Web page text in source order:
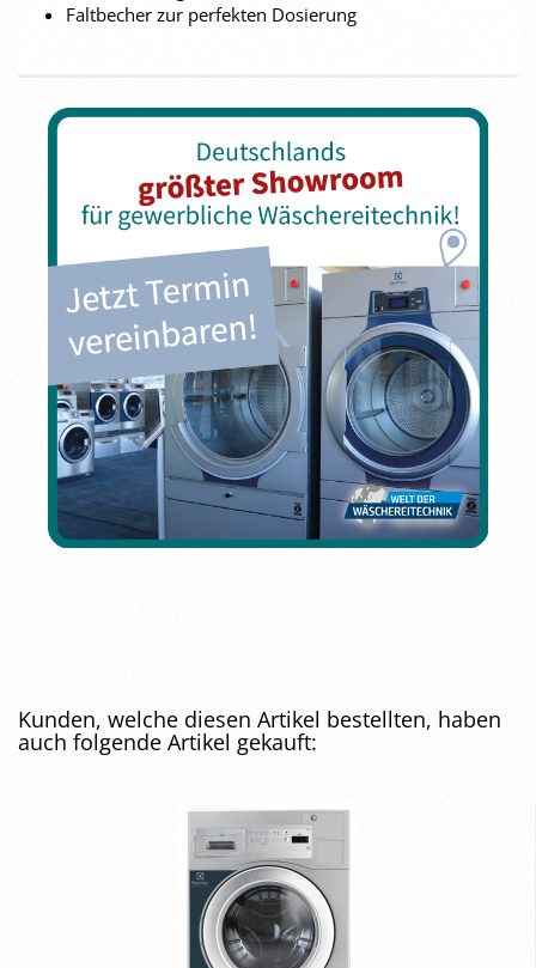
Faltbecher zur perfekten Dosierung
Kunden, welche diesen Artikel bestellten, haben
auch folgende Artikel gekauft: